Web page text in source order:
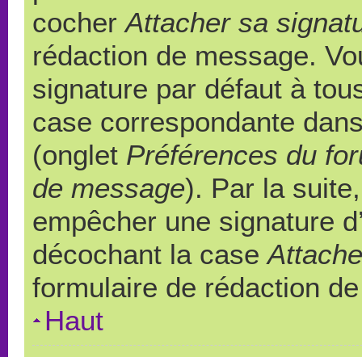
cocherAttacher sa
rédaction de message.
signature par défaut à
case correspondante
(onglet Préférences du
de message). Par la
empêcher une signature
décochant la case
formulaire de rédaction
Haut